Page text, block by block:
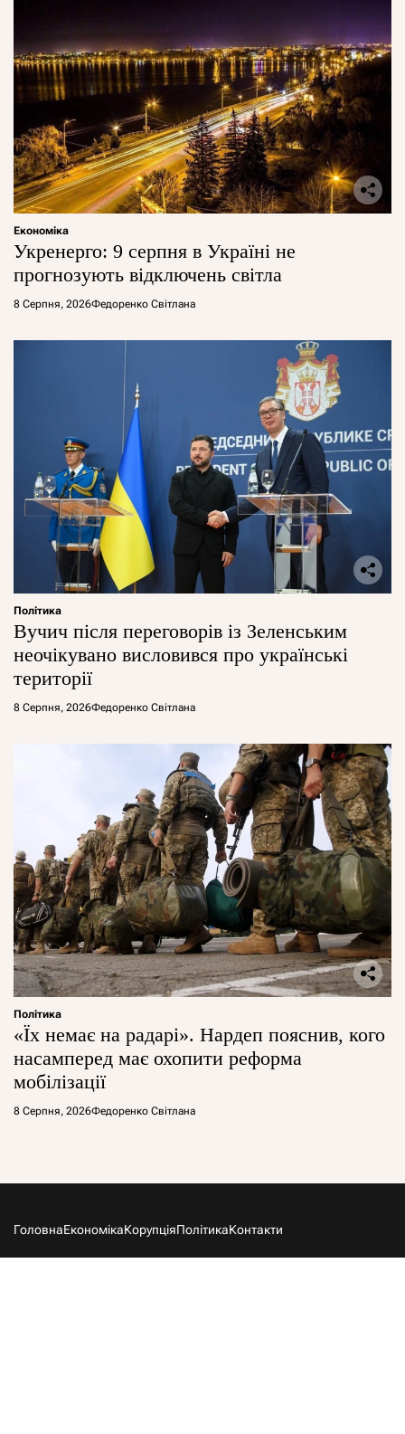
Економіка
Укренерго: 9 серпня в Україні не
прогнозують відключень світла
8 Серпня, 2026Федоренко Світлана
Політика
Вучич після переговорів із Зеленським
неочікувано висловився про українські
території
8 Серпня, 2026Федоренко Світлана
Політика
«Їх немає на радарі». Нардеп пояснив, кого
насамперед має охопити реформа
мобілізації
8 Серпня, 2026Федоренко Світлана
ГоловнаЕкономікаКорупціяПолітикаКонтакти